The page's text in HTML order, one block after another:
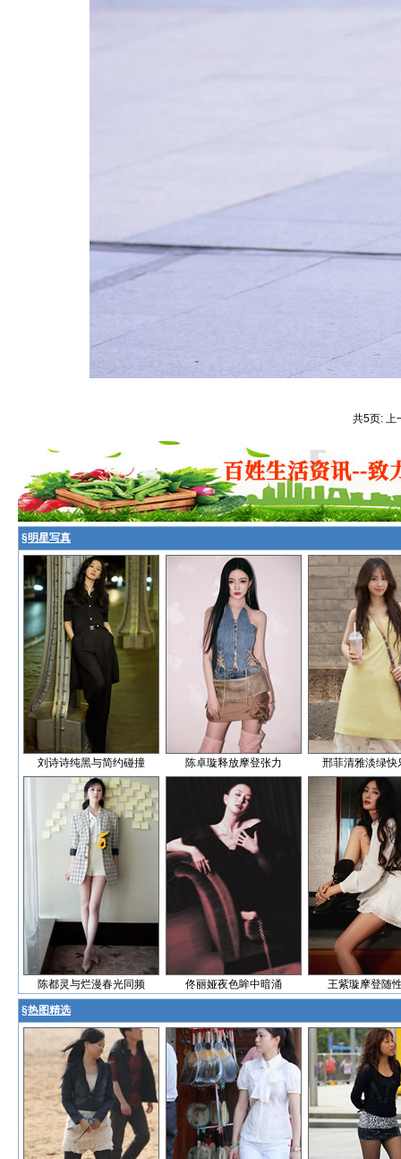
共5页:
§明星写真
刘诗诗纯黑与简约碰撞 陈卓璇释放摩登张力 邢菲清雅淡绿快
陈都灵与烂漫春光同频 佟丽娅夜色眸中暗涌 王紫璇摩登随
§热图精选